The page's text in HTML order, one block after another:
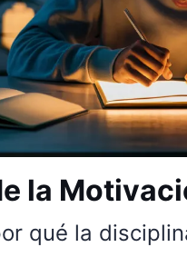
la
qué la